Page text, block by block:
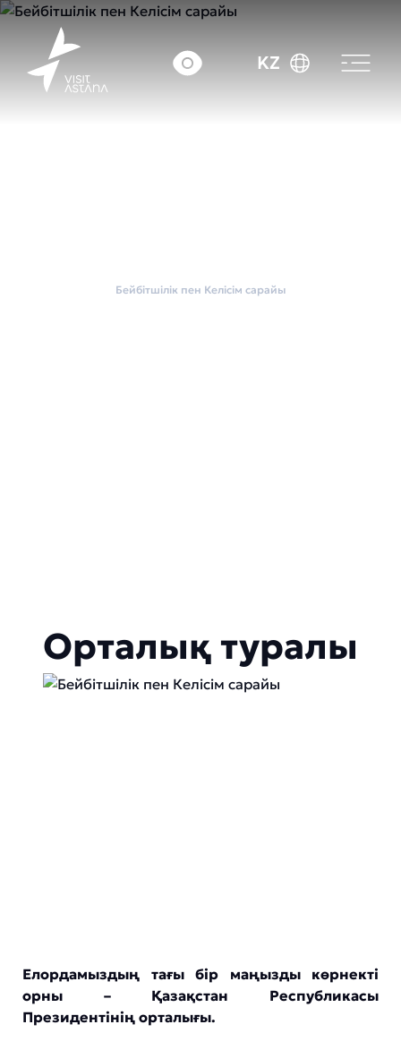
KZ
Бейбітшілік пен Келісім сарайы
Елордамыздың тағы бір маңызды көрнекті
орны – Қазақстан Республикасы
Президентінің орталығы.
Орталық туралы